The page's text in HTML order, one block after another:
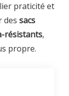
praticité et
des sacs
résistants,
propre.